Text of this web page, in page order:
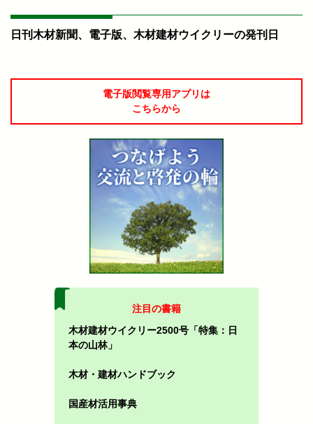
日刊木材新聞、電子版、木材建材ウイクリーの発刊日
電子版閲覧専用アプリは
こちらから
注目の書籍
木材建材ウイクリー2500号「特集：日
本の山林」
木材・建材ハンドブック
国産材活用事典